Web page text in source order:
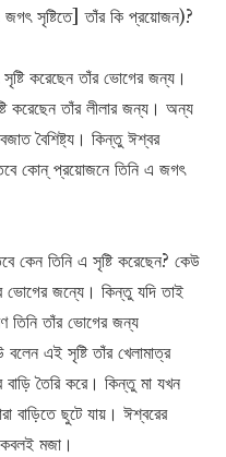
সৃষ্টিতে] তাঁর কি প্রয়োজন)?
করেছেন তাঁর ভোগের জন্য।
করেছেন তাঁর লীলার জন্য। অন্য
বৈশিষ্ট্য। কিন্তু ঈশ্বর
কোন্‌ প্রয়োজনে তিনি এ জগৎ
কেন তিনি এ সৃষ্টি করেছেন? কেউ
ভোগের জন্যে। কিন্তু যদি তাই
তিনি তাঁর ভোগের জন্য
এই সৃষ্টি তাঁর খেলামাত্র
বাড়ি তৈরি করে। কিন্তু মা যখন
বাড়িতে ছুটে যায়। ঈশ্বরের
মজা।